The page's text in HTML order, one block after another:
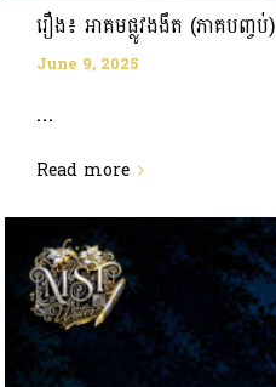
រឿង៖ អាគមផ្លូវងងឹត (ភាគបញ្ចប់)
June 9, 2025
...
Read more